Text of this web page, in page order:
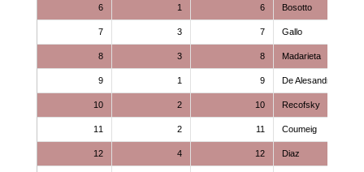
6 1 6 Bosotto
7 3 7 Gallo
8 3 8 Madarieta
9 1 9 De Alesandre
10 2 10 Recofsky
11 2 11 Coumeig
12 4 12 Diaz